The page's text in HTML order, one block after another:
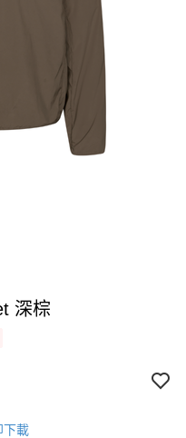
24 Balance Half Zip Jacket 深棕
下載